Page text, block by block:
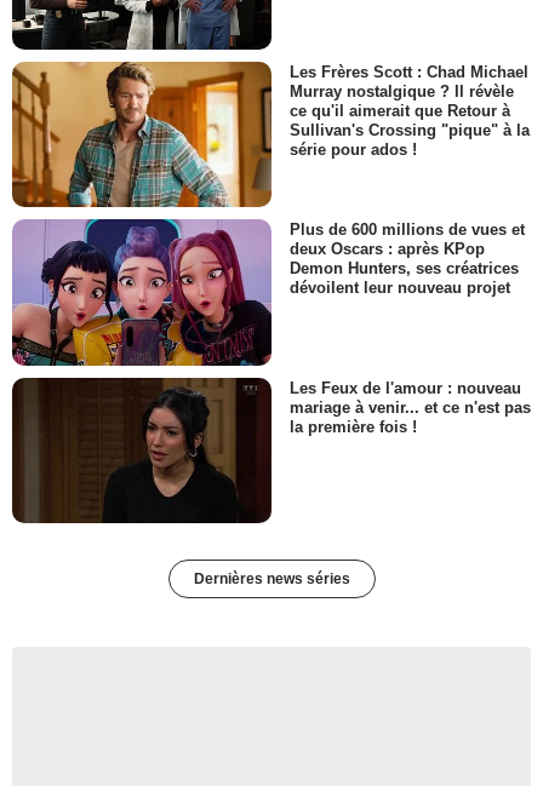
Les Frères Scott : Chad Michael
Murray nostalgique ? Il révèle
ce qu'il aimerait que Retour à
Sullivan's Crossing "pique" à la
série pour ados !
Plus de 600 millions de vues et
deux Oscars : après KPop
Demon Hunters, ses créatrices
dévoilent leur nouveau projet
Les Feux de l'amour : nouveau
mariage à venir... et ce n'est pas
la première fois !
Dernières news séries